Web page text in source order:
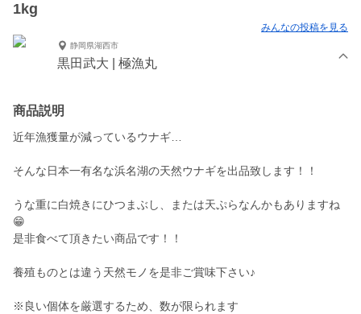
1kg
みんなの投稿を見る
静岡県湖西市
黒田武大 | 極漁丸
商品説明
近年漁獲量が減っているウナギ…
そんな日本一有名な浜名湖の天然ウナギを出品致します！！
うな重に白焼きにひつまぶし、または天ぷらなんかもありますね
😁
是非食べて頂きたい商品です！！
養殖ものとは違う天然モノを是非ご賞味下さい♪
※良い個体を厳選するため、数が限られます